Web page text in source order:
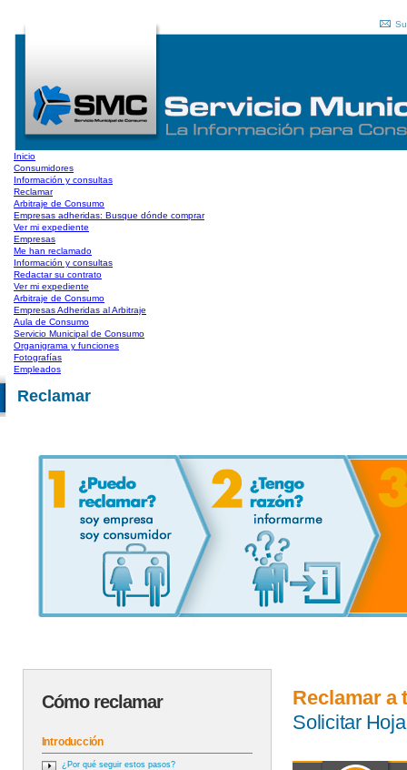
Inicio
Consumidores
Información y consultas
Reclamar
Arbitraje de Consumo
Empresas adheridas: Busque dónde comprar
Ver mi expediente
Empresas
Me han reclamado
Información y consultas
Redactar su contrato
Ver mi expediente
Arbitraje de Consumo
Empresas Adheridas al Arbitraje
Aula de Consumo
Servicio Municipal de Consumo
Organigrama y funciones
Fotografías
Empleados
Reclamar
Cómo reclamar
Introducción
¿Por qué seguir estos pasos?
Reclamar a
Solicitar